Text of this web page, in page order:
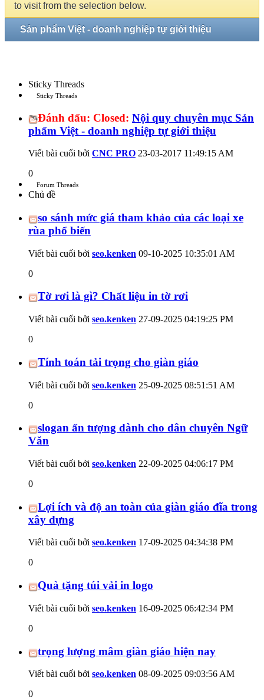
to visit from the selection below.
Sản phẩm Việt - doanh nghiệp tự giới thiệu
Sticky Threads
Sticky Threads
Đánh dấu: Closed: Nội quy chuyên mục Sản
phẩm Việt - doanh nghiệp tự giới thiệu
Viết bài cuối bởi CNC PRO 23-03-2017 11:49:15 AM
0
Forum Threads
Chủ đề
so sánh mức giá tham khảo của các loại xe
rùa phổ biến
Viết bài cuối bởi seo.kenken 09-10-2025 10:35:01 AM
0
Tờ rơi là gì? Chất liệu in tờ rơi
Viết bài cuối bởi seo.kenken 27-09-2025 04:19:25 PM
0
Tính toán tải trọng cho giàn giáo
Viết bài cuối bởi seo.kenken 25-09-2025 08:51:51 AM
0
slogan ấn tượng dành cho dân chuyên Ngữ
Văn
Viết bài cuối bởi seo.kenken 22-09-2025 04:06:17 PM
0
Lợi ích và độ an toàn của giàn giáo đĩa trong
xây dựng
Viết bài cuối bởi seo.kenken 17-09-2025 04:34:38 PM
0
Quà tặng túi vải in logo
Viết bài cuối bởi seo.kenken 16-09-2025 06:42:34 PM
0
trọng lượng mâm giàn giáo hiện nay
Viết bài cuối bởi seo.kenken 08-09-2025 09:03:56 AM
0